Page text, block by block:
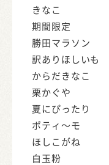
きなこ
期間限定
勝田マラソン
訳ありほしいも
からだきなこ
栗かぐや
夏にぴったり
ポティ～モ
ほしこがね
白玉粉